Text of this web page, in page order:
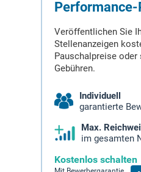
Performance-
Veröffentlichen Sie
Stellenanzeigen
Pauschalpreise oder
Gebühren.
Individuell
garantierte
Max.
im gesamten
Kostenlos schalten